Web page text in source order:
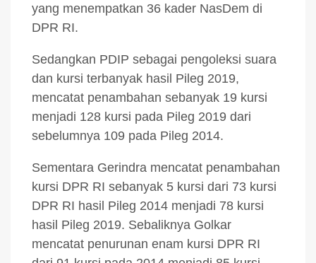
yang menempatkan 36 kader NasDem di
DPR RI.
Sedangkan PDIP sebagai pengoleksi suara
dan kursi terbanyak hasil Pileg 2019,
mencatat penambahan sebanyak 19 kursi
menjadi 128 kursi pada Pileg 2019 dari
sebelumnya 109 pada Pileg 2014.
Sementara Gerindra mencatat penambahan
kursi DPR RI sebanyak 5 kursi dari 73 kursi
DPR RI hasil Pileg 2014 menjadi 78 kursi
hasil Pileg 2019. Sebaliknya Golkar
mencatat penurunan enam kursi DPR RI